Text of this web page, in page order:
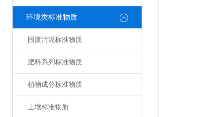
环境类标准物质
固废污泥标准物质
肥料系列标准物质
植物成分标准物质
土壤标准物质